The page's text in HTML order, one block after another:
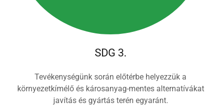
SDG 3.
Tevékenységünk során előtérbe helyezzük a
környezetkímélő és károsanyag-mentes alternatívákat
javítás és gyártás terén egyaránt.